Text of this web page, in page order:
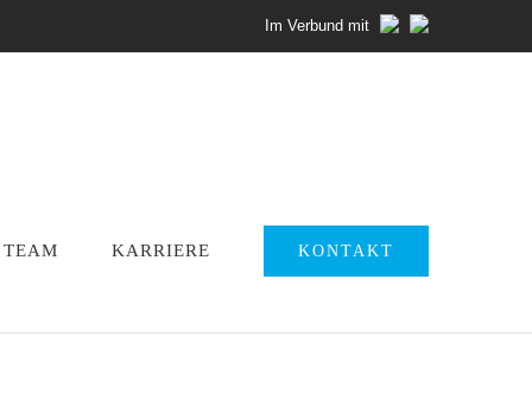
Im Verbund mit
TEAM KARRIERE KONTAKT